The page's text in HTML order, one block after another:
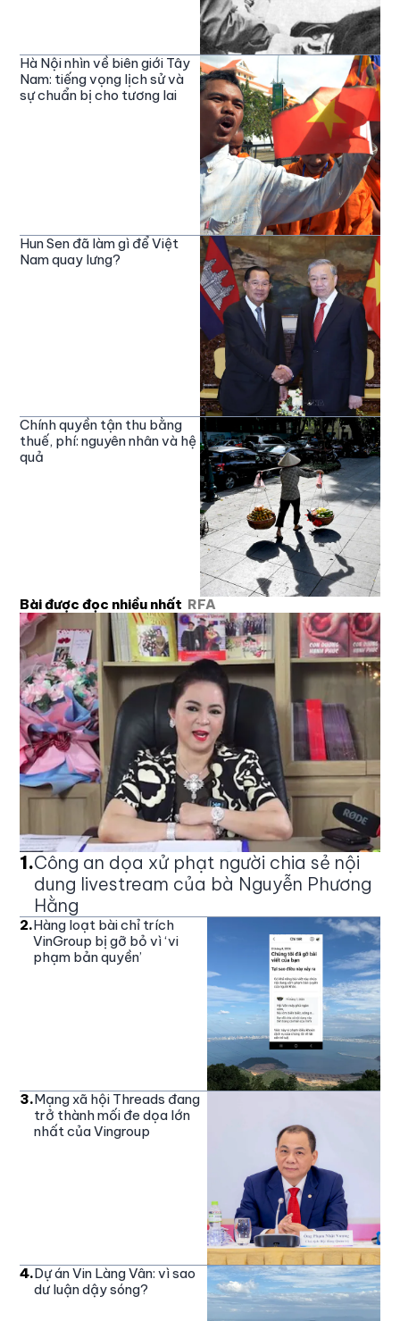
Hà Nội nhìn về biên giới Tây
Nam: tiếng vọng lịch sử và
sự chuẩn bị cho tương lai
Hun Sen đã làm gì để Việt
Nam quay lưng?
Chính quyền tận thu bằng
thuế, phí: nguyên nhân và hệ
quả
Bài được đọc nhiều nhất RFA
1.Công an dọa xử phạt người chia sẻ nội
dung livestream của bà Nguyễn Phương
Hằng
2.Hàng loạt bài chỉ trích
VinGroup bị gỡ bỏ vì ‘vi
phạm bản quyền’
3.Mạng xã hội Threads đang
trở thành mối đe dọa lớn
nhất của Vingroup
4.Dự án Vin Làng Vân: vì sao
dư luận dậy sóng?